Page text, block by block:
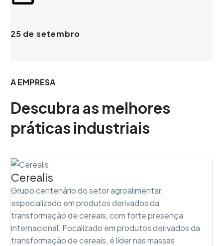
25 de setembro
A EMPRESA
Descubra as melhores
práticas industriais
Cerealis
Grupo centenário do setor agroalimentar,
especializado em produtos derivados da
transformação de cereais, com forte presença
internacional. Focalizado em produtos derivados da
transformação de cereais, é líder nas massas